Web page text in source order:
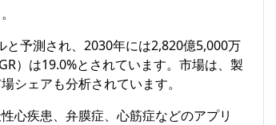
予測され、2030年には2,820億5,000万
）は19.0%とされています。市場は、製
シェアも分析されています。
心疾患、弁膜症、心筋症などのアプリ